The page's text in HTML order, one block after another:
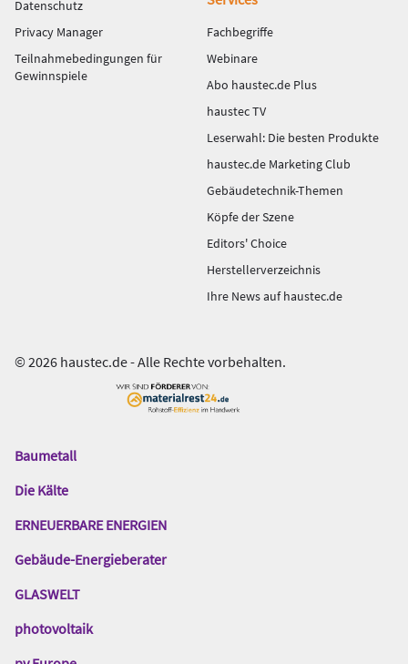
Datenschutz
Privacy Manager
Teilnahmebedingungen für
Gewinnspiele
Fachbegriffe
Webinare
Abo haustec.de Plus
haustec TV
Leserwahl: Die besten Produkte
haustec.de Marketing Club
Gebäudetechnik-Themen
Köpfe der Szene
Editors' Choice
Herstellerverzeichnis
Ihre News auf haustec.de
© 2026 haustec.de - Alle Rechte vorbehalten.
Das
Gentner
Baumetall
Die Kälte
ERNEUERBARE ENERGIEN
Gebäude-Energieberater
GLASWELT
photovoltaik